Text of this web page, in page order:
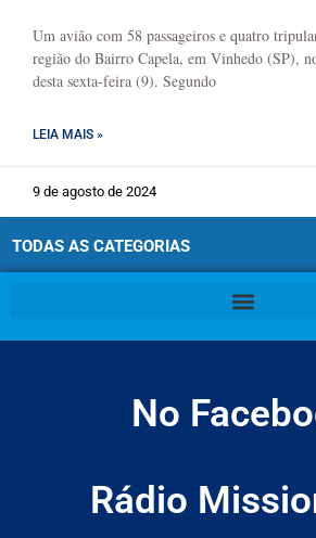
Um avião com 58 passageiros e quatro
região do Bairro Capela, em Vinhedo (SP),
desta sexta-feira (9). Segundo
LEIA MAIS »
9 de agosto de 2024
TODAS AS CATEGORIAS
No
Rádio